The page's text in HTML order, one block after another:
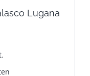
Lugana